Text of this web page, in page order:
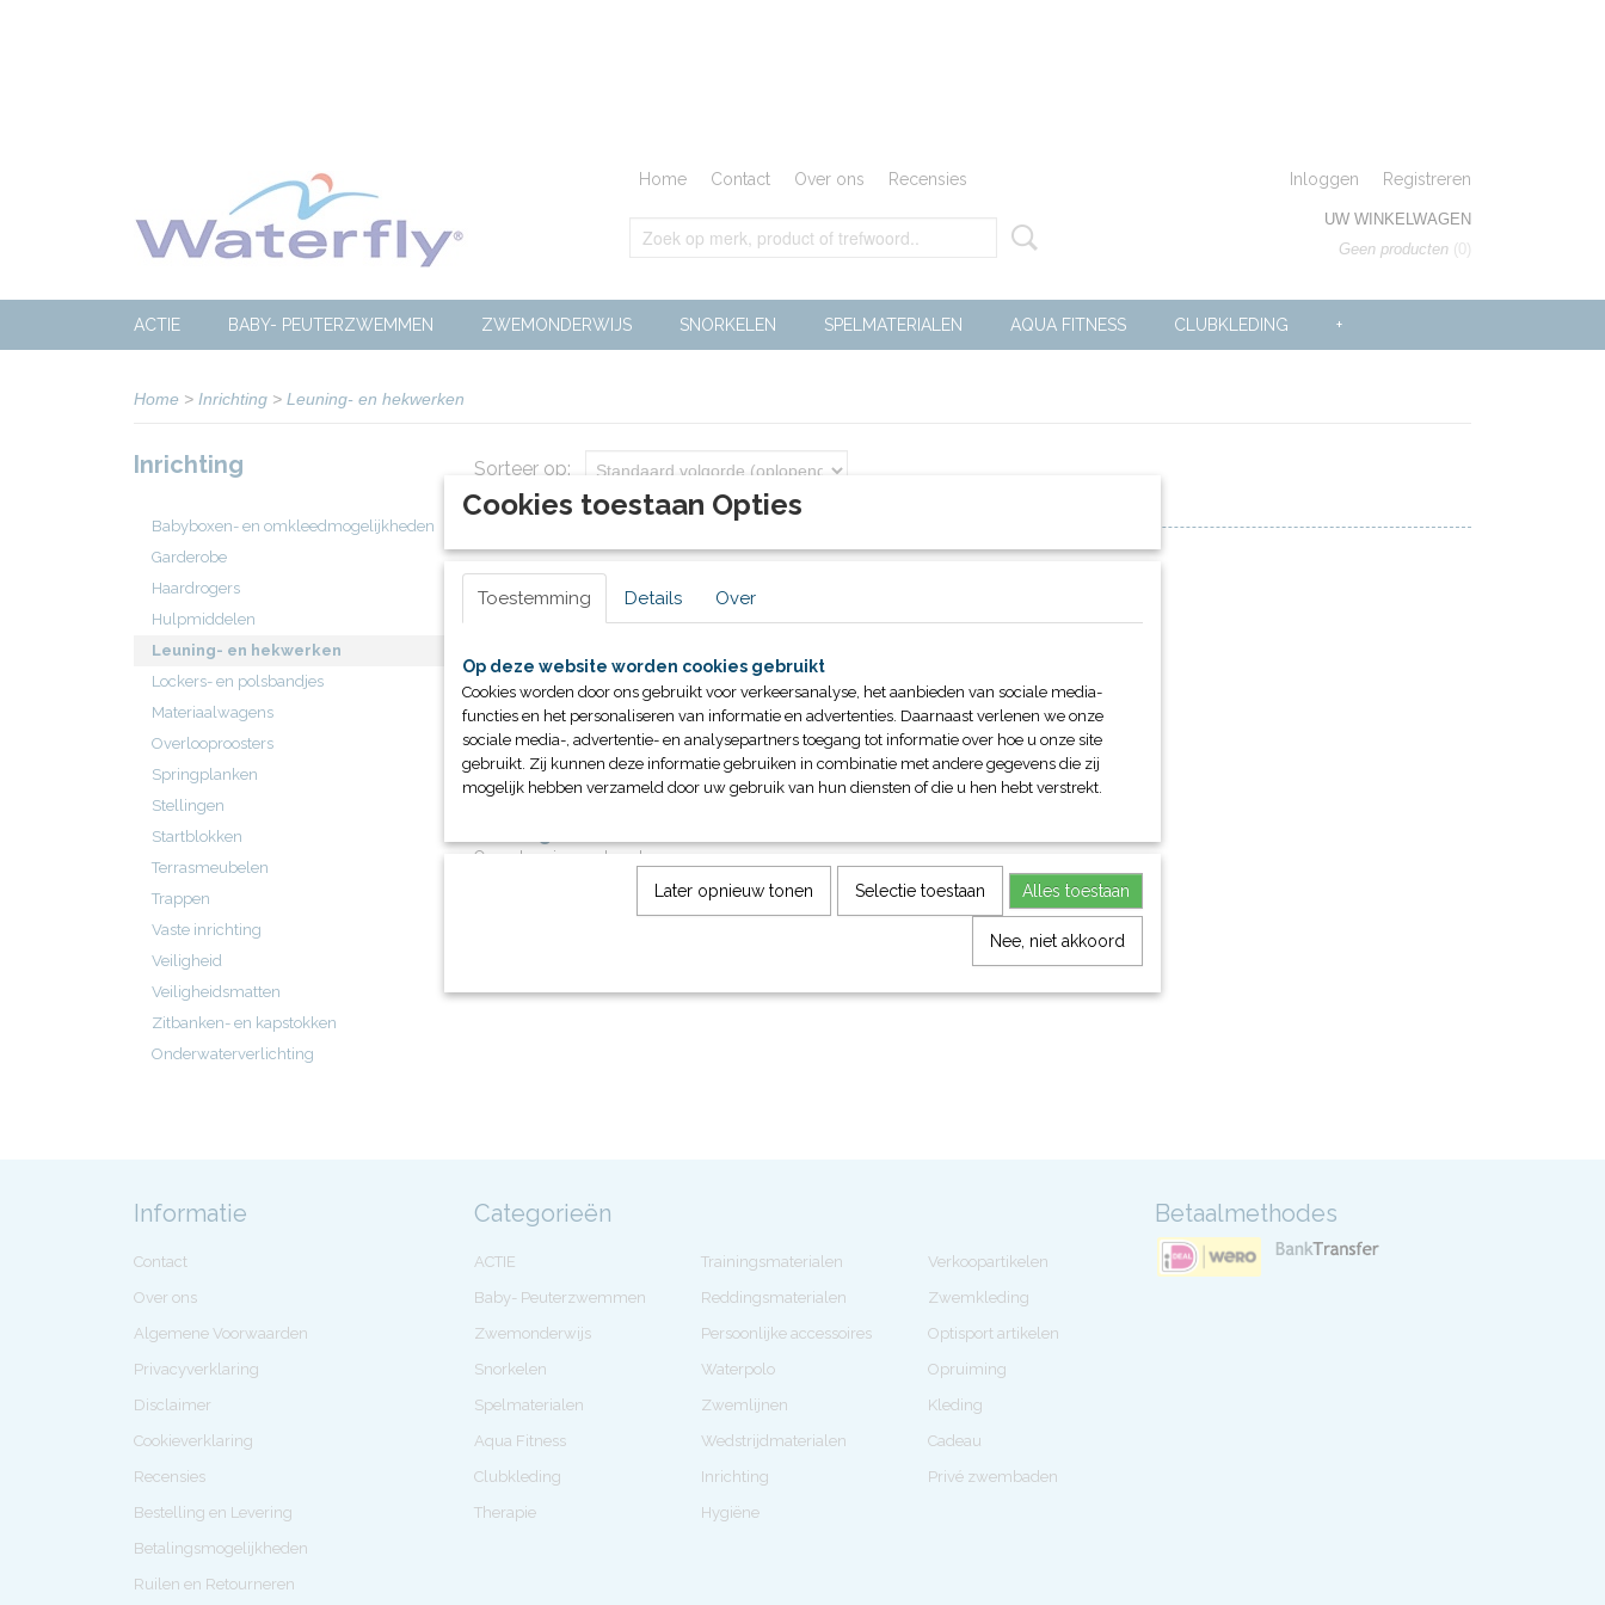
Home Contact Over ons Recensies Inloggen Registreren
UW WINKELWAGEN
Geen producten (0)
ACTIE BABY- PEUTERZWEMMEN ZWEMONDERWIJS SNORKELEN SPELMATERIALEN AQUA FITNESS CLUBKLEDING +
Home > Inrichting > Leuning- en hekwerken
Inrichting
Babyboxen- en omkleedmogelijkheden
Garderobe
Haardrogers
Hulpmiddelen
Leuning- en hekwerken
Lockers- en polsbandjes
Materiaalwagens
Overlooproosters
Springplanken
Stellingen
Startblokken
Terrasmeubelen
Trappen
Vaste inrichting
Veiligheid
Veiligheidsmatten
Zitbanken- en kapstokken
Onderwaterverlichting
Sorteer op:
Onze leuningen, handgrepen en
hekwerken zijn leverbaar in…
Informatie
Contact
Over ons
Algemene Voorwaarden
Privacyverklaring
Disclaimer
Cookieverklaring
Recensies
Bestelling en Levering
Betalingsmogelijkheden
Ruilen en Retourneren
Categorieën
ACTIE
Baby- Peuterzwemmen
Zwemonderwijs
Snorkelen
Spelmaterialen
Aqua Fitness
Clubkleding
Therapie
Trainingsmaterialen
Reddingsmaterialen
Persoonlijke accessoires
Waterpolo
Zwemlijnen
Wedstrijdmaterialen
Inrichting
Hygiëne
Verkoopartikelen
Zwemkleding
Optisport artikelen
Opruiming
Kleding
Cadeau
Privé zwembaden
Betaalmethodes
Cookies toestaan Opties
Toestemming Details Over
Op deze website worden cookies gebruikt
Cookies worden door ons gebruikt voor verkeersanalyse, het aanbieden van sociale media-
functies en het personaliseren van informatie en advertenties. Daarnaast verlenen we onze
sociale media-, advertentie- en analysepartners toegang tot informatie over hoe u onze site
gebruikt. Zij kunnen deze informatie gebruiken in combinatie met andere gegevens die zij
mogelijk hebben verzameld door uw gebruik van hun diensten of die u hen hebt verstrekt.
Later opnieuw tonen Selectie toestaan Alles toestaan
Nee, niet akkoord